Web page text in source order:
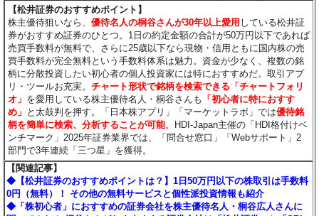
【松井証券のおすすめポイント】
株主優待狙いなら、優待名人の桐谷さんが30年以上愛用 している松井証
券がおすすめ証券のひとつ。1日の約定金額の合計が50万円以下であれば
売買手数料が無料で、さらに25歳以下なら現物・信用ともに国内株の売
買手数料が完全無料という手数料体系は魅力。資金が少なく、複数の銘
柄に分散投資したい初心者の個人投資家には特におすすめだ。取引アプ
リ・ツールお充実。チャート形状で銘柄を検索できる「チャートフォリ
オ」 を愛用している株主優待名人・桐谷さんも 「初心者に特におすす
め」 と太鼓判を押す。「日本株アプリ」「マーケットラボ」では優待銘
柄を簡単に検索、分析することが可能。HDI-Japan主催の「HDI格付けベ
ンチマーク」2025年証券業界では、「問合せ窓口」「Webサポート」2
部門で3年連続「三つ星」を獲得。
【関連記事】
◆【松井証券のおすすめポイントは？】1日50万円以下の株取引は手数料
0円（無料）！ その他の無料サービスと個性派投資情報も紹介
◆「株初心者」におすすめの証券会社を株主優待名人・桐谷広人さんに